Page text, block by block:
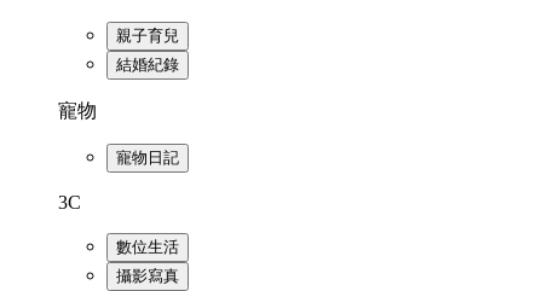
親子育兒
結婚紀錄
寵物
寵物日記
3C
數位生活
攝影寫真